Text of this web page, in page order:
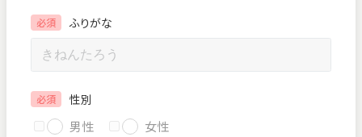
必須 ふりがな
必須 性別
男性 女性